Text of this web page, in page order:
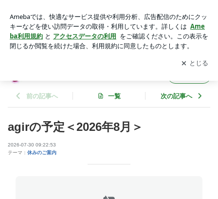
アプリをダウンロードして ブログの更新通知
を受け取りまし
ょう。
開く
前の記事へ 一覧 次の記事へ
agirの予定＜2026年8月＞
2026-07-30 09:22:53
テーマ： 休みのご案内